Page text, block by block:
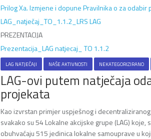
Prilog Xa. Izmjene i dopune Pravilnika o za
LAG_natječaj_TO_1.1.2_LRS LAG
PREZENTACIJA
Prezentacija_LAG natjecaj_ TO 1.1.2
LAG NATJEČAJI NAŠE AKTIVNOSTI NEKATEGORIZIRANO
LAG-ovi putem natječaja
projekata
Kao izvrstan primjer uspješnog i
svakako su 54 Lokalne akcijske grupe (LAG)
obuhvaćaju 515 jedinica lokalne samouprave u